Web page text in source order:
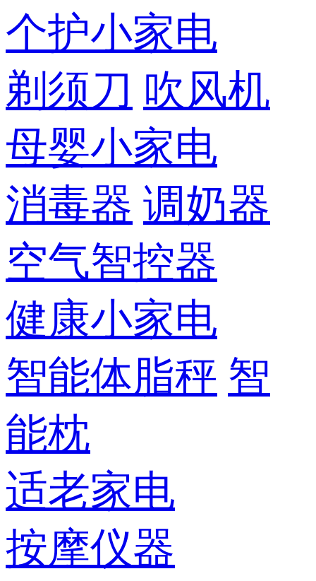
个护小家电
剃须刀 吹风机
母婴小家电
消毒器 调奶器
空气智控器
健康小家电
智能体脂秤 智
能枕
适老家电
按摩仪器